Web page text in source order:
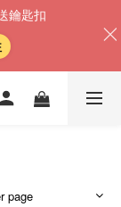
page
鑰匙扣